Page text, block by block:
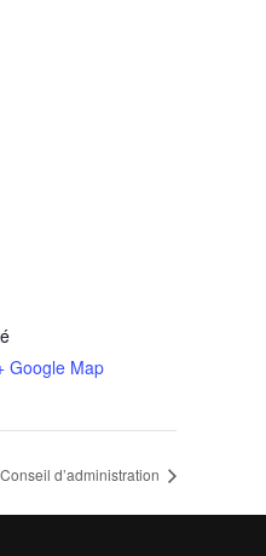
Google Map
Conseil d’administration